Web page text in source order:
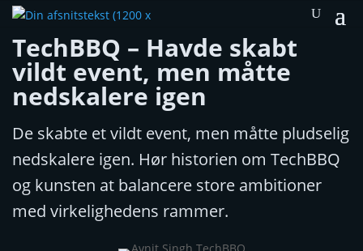
TechBBQ – Havde skabt
vildt event, men måtte
nedskalere igen
De skabte et vildt event, men måtte pludselig
nedskalere igen. Hør historien om TechBBQ
og kunsten at balancere store ambitioner
med virkelighedens rammer.